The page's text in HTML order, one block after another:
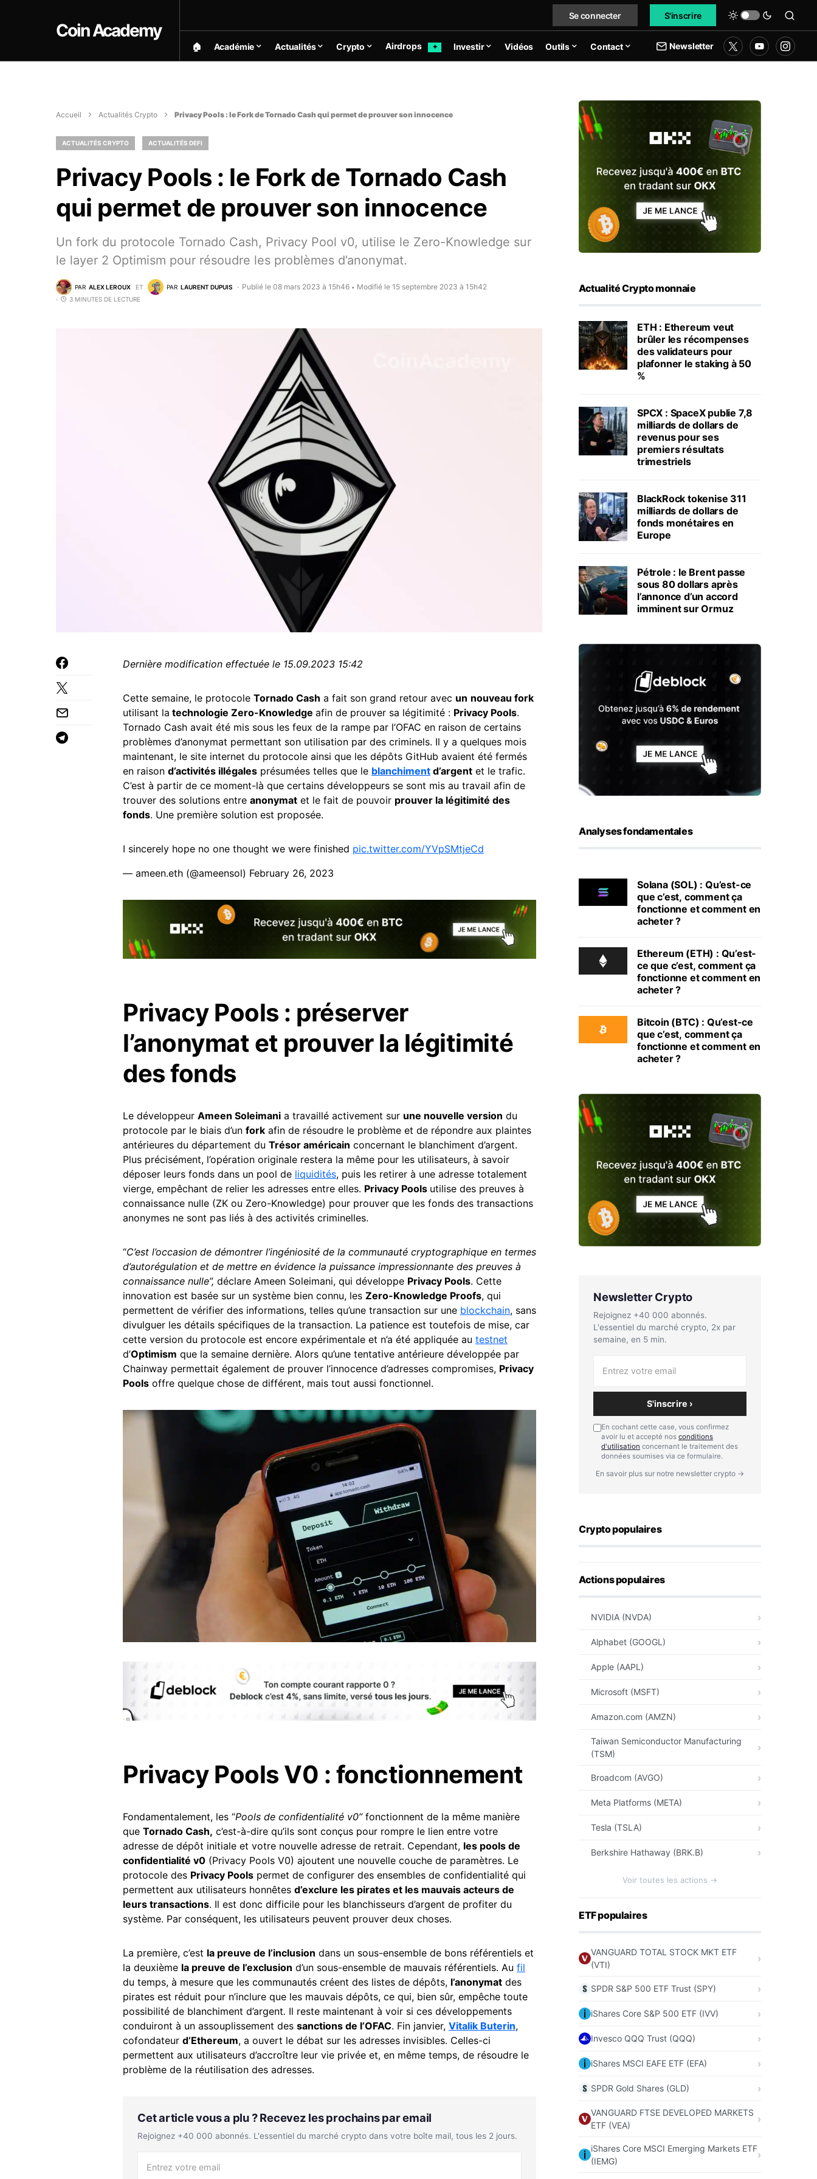
Coin Academy
Se connecter S'inscrire
🏠︎ Académie Actualités Crypto Airdrops ✦ Investir Vidéos Outils Contact Newsletter
Accueil Actualités Crypto Privacy Pools : le Fork de Tornado Cash qui permet de prouver son innocence
ACTUALITÉS CRYPTO ACTUALITÉS DEFI
Privacy Pools : le Fork de Tornado Cash
qui permet de prouver son innocence
Un fork du protocole Tornado Cash, Privacy Pool v0, utilise le Zero-Knowledge sur
le layer 2 Optimism pour résoudre les problèmes d’anonymat.
PAR ALEX LEROUX ET PAR LAURENT DUPUIS Publié le 08 mars 2023 à 15h46 • Modifié le 15 septembre 2023 à 15h42
3 MINUTES DE LECTURE
Dernière modification effectuée le 15.09.2023 15:42
Cette semaine, le protocole Tornado Cash a fait son grand retour avec un nouveau fork
utilisant la technologie Zero-Knowledge afin de prouver sa légitimité : Privacy Pools.
Tornado Cash avait été mis sous les feux de la rampe par l’OFAC en raison de certains
problèmes d’anonymat permettant son utilisation par des criminels. Il y a quelques mois
maintenant, le site internet du protocole ainsi que les dépôts GitHub avaient été fermés
en raison d’activités illégales présumées telles que le blanchiment d’argent et le trafic.
C’est à partir de ce moment-là que certains développeurs se sont mis au travail afin de
trouver des solutions entre anonymat et le fait de pouvoir prouver la légitimité des
fonds. Une première solution est proposée.
I sincerely hope no one thought we were finished pic.twitter.com/YVpSMtjeCd
— ameen.eth (@ameensol) February 26, 2023
Privacy Pools : préserver
l’anonymat et prouver la légitimité
des fonds
Le développeur Ameen Soleimani a travaillé activement sur une nouvelle version du
protocole par le biais d’un fork afin de résoudre le problème et de répondre aux plaintes
antérieures du département du Trésor américain concernant le blanchiment d’argent.
Plus précisément, l’opération originale restera la même pour les utilisateurs, à savoir
déposer leurs fonds dans un pool de liquidités, puis les retirer à une adresse totalement
vierge, empêchant de relier les adresses entre elles. Privacy Pools utilise des preuves à
connaissance nulle (ZK ou Zero-Knowledge) pour prouver que les fonds des transactions
anonymes ne sont pas liés à des activités criminelles.
“C’est l’occasion de démontrer l’ingéniosité de la communauté cryptographique en termes
d’autorégulation et de mettre en évidence la puissance impressionnante des preuves à
connaissance nulle”, déclare Ameen Soleimani, qui développe Privacy Pools. Cette
innovation est basée sur un système bien connu, les Zero-Knowledge Proofs, qui
permettent de vérifier des informations, telles qu’une transaction sur une blockchain, sans
divulguer les détails spécifiques de la transaction. La patience est toutefois de mise, car
cette version du protocole est encore expérimentale et n’a été appliquée au testnet
d’Optimism que la semaine dernière. Alors qu’une tentative antérieure développée par
Chainway permettait également de prouver l’innocence d’adresses compromises, Privacy
Pools offre quelque chose de différent, mais tout aussi fonctionnel.
Privacy Pools V0 : fonctionnement
Fondamentalement, les “Pools de confidentialité v0”fonctionnent de la même manière
que Tornado Cash, c’est-à-dire qu’ils sont conçus pour rompre le lien entre votre
adresse de dépôt initiale et votre nouvelle adresse de retrait. Cependant, les pools de
confidentialité v0 (Privacy Pools V0) ajoutent une nouvelle couche de paramètres. Le
protocole des Privacy Pools permet de configurer des ensembles de confidentialité qui
permettent aux utilisateurs honnêtes d’exclure les pirates et les mauvais acteurs de
leurs transactions. Il est donc difficile pour les blanchisseurs d’argent de profiter du
système. Par conséquent, les utilisateurs peuvent prouver deux choses.
La première, c’est la preuve de l’inclusion dans un sous-ensemble de bons référentiels et
la deuxième la preuve de l’exclusion d’un sous-ensemble de mauvais référentiels. Au fil
du temps, à mesure que les communautés créent des listes de dépôts, l’anonymat des
pirates est réduit pour n’inclure que les mauvais dépôts, ce qui, bien sûr, empêche toute
possibilité de blanchiment d’argent. Il reste maintenant à voir si ces développements
conduiront à un assouplissement des sanctions de l’OFAC. Fin janvier, Vitalik Buterin,
cofondateur d’Ethereum, a ouvert le débat sur les adresses invisibles. Celles-ci
permettent aux utilisateurs d’accroître leur vie privée et, en même temps, de résoudre le
problème de la réutilisation des adresses.
Cet article vous a plu ? Recevez les prochains par email
Rejoignez +40 000 abonnés. L'essentiel du marché crypto dans votre boîte mail, tous les 2 jours.
Actualité Crypto monnaie
ETH : Ethereum veut
brûler les récompenses
des validateurs pour
plafonner le staking à 50
%
SPCX : SpaceX publie 7,8
milliards de dollars de
revenus pour ses
premiers résultats
trimestriels
BlackRock tokenise 311
milliards de dollars de
fonds monétaires en
Europe
Pétrole : le Brent passe
sous 80 dollars après
l’annonce d’un accord
imminent sur Ormuz
Analyses fondamentales
Solana (SOL) : Qu’est-ce
que c’est, comment ça
fonctionne et comment en
acheter ?
Ethereum (ETH) : Qu’est-
ce que c’est, comment ça
fonctionne et comment en
acheter ?
Bitcoin (BTC) : Qu’est-ce
que c’est, comment ça
fonctionne et comment en
acheter ?
Newsletter Crypto
Rejoignez +40 000 abonnés.
L'essentiel du marché crypto, 2x par
semaine, en 5 min.
S'inscrire ›
En cochant cette case, vous confirmez
avoir lu et accepté nos conditions
d'utilisation concernant le traitement des
données soumises via ce formulaire.
En savoir plus sur notre newsletter crypto →
Crypto populaires
Actions populaires
NVIDIA (NVDA)
Alphabet (GOOGL)
Apple (AAPL)
Microsoft (MSFT)
Amazon.com (AMZN)
Taiwan Semiconductor Manufacturing
(TSM)
Broadcom (AVGO)
Meta Platforms (META)
Tesla (TSLA)
Berkshire Hathaway (BRK.B)
Voir toutes les actions →
ETF populaires
VANGUARD TOTAL STOCK MKT ETF
(VTI)
SPDR S&P 500 ETF Trust (SPY)
iShares Core S&P 500 ETF (IVV)
Invesco QQQ Trust (QQQ)
iShares MSCI EAFE ETF (EFA)
SPDR Gold Shares (GLD)
VANGUARD FTSE DEVELOPED MARKETS
ETF (VEA)
iShares Core MSCI Emerging Markets ETF
(IEMG)